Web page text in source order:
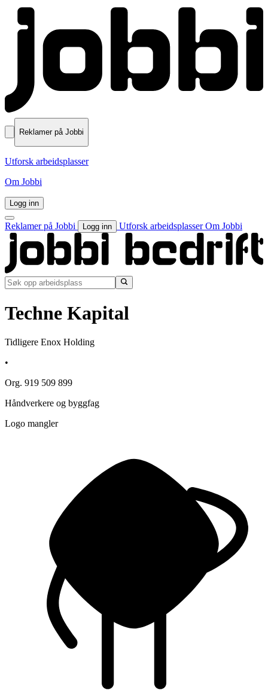
Reklamer på Jobbi
Utforsk arbeidsplasser
Om Jobbi
Logg inn
Reklamer på Jobbi Logg inn Utforsk arbeidsplasserOm Jobbi
Techne Kapital
Tidligere Enox Holding
•
Org. 919 509 899
Håndverkere og byggfag
Logo mangler